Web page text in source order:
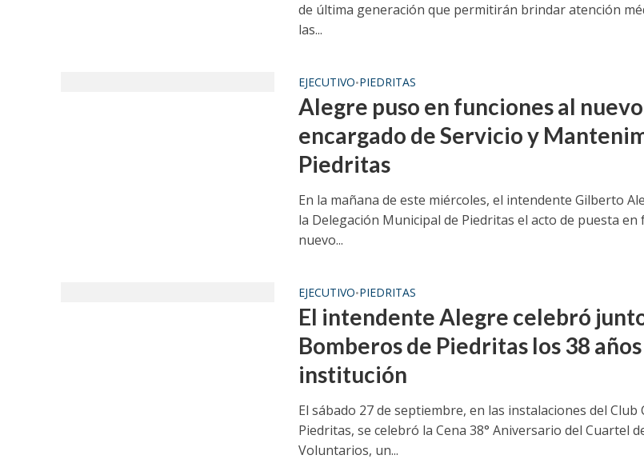
de última generación que permitirán brindar atención
las...
EJECUTIVO•PIEDRITAS
Alegre puso en funciones al nuevo
encargado de Servicio y
Piedritas
En la mañana de este miércoles, el intendente Gilberto
la Delegación Municipal de Piedritas el acto de puesta en
nuevo...
EJECUTIVO•PIEDRITAS
El intendente Alegre celebró
Bomberos de Piedritas los 38
institución
El sábado 27 de septiembre, en las instalaciones del Club
Piedritas, se celebró la Cena 38° Aniversario del Cuartel
Voluntarios, un...